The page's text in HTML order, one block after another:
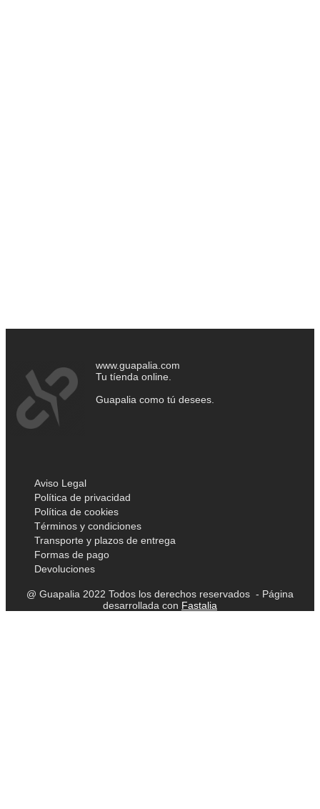
www.guapalia.com
Tu tíenda online.
Guapalia como tú desees.
Aviso Legal
Política de privacidad
Política de cookies
Términos y condiciones
Transporte y plazos de entrega
Formas de pago
Devoluciones
@ Guapalia 2022 Todos los derechos reservados - Página
desarrollada con Fastalia